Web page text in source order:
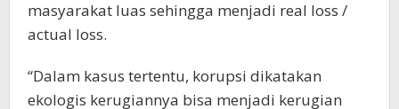
masyarakat luas sehingga menjadi real loss /
actual loss.
“Dalam kasus tertentu, korupsi dikatakan
ekologis kerugiannya bisa menjadi kerugian